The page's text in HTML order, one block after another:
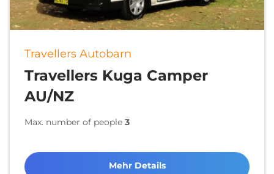
Travellers Autobarn
Travellers Kuga Camper
AU/NZ
Max. number of people 3
Mehr Details